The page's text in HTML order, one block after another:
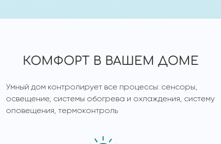
КОМФОРТ В ВАШЕМ ДОМЕ
Умный дом контролирует все процессы: сенсоры,
освещение, системы обогрева и охлаждения, систему
оповещения, термоконтроль